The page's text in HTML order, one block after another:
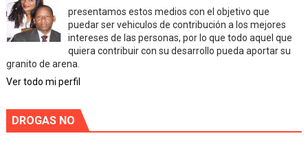
presentamos estos medios con el objetivo que
puedar ser vehiculos de contribución a los mejores
intereses de las personas, por lo que todo aquel que
quiera contribuir con su desarrollo pueda aportar su
granito de arena.
Ver todo mi perfil
DROGAS NO